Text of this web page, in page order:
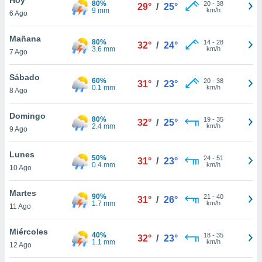
y
en
más
de
6 Ago
80%
9 mm
29° / 25° 20- 38
km/h
Mañana
7 Ago
80%
3.6 mm
32° / 24° 14- 28
km/h
Sábado
8 Ago
60%
0.1 mm
31° / 23° 20- 38
km/h
Domingo
9 Ago
80%
2.4 mm
32° / 25° 19- 35
km/h
Lunes
10 Ago
50%
0.4 mm
31° / 23° 24- 51
km/h
Martes
11 Ago
90%
1.7 mm
31° / 26° 21 - 40
km/h
Miércoles
12 Ago
40%
1.1 mm
32° / 23° 18- 35
km/h